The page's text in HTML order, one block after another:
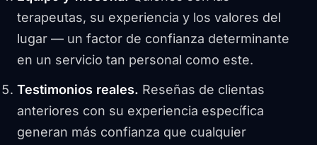
terapeutas, su experiencia y los valores del
lugar — un factor de confianza determinante
en un servicio tan personal como este.
Testimonios reales. Reseñas de clientas
anteriores con su experiencia específica
generan más confianza que cualquier